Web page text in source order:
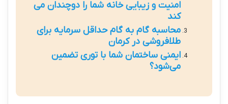
امنیت و زیبایی خانه شما را دوچندان می
کند
محاسبه گام به گام حداقل سرمایه برای
طلافروشی در کرمان
ایمنی ساختمان شما با توری تضمین
می‌شود؟